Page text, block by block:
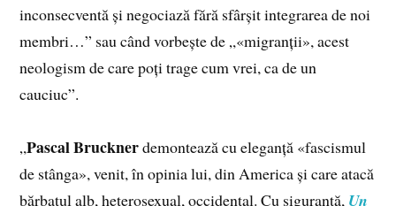
inconsecventă și negociază fără sfârșit integrarea de noi
membri…” sau când vorbește de „«migranții», acest
neologism de care poți trage cum vrei, ca de un
cauciuc”.
„Pascal Brucknerdemontează cu eleganță «fascismul
de stânga», venit, în opinia lui, din America și care atacă
bărbatul alb, heterosexual, occidental. Cu siguranță, Un